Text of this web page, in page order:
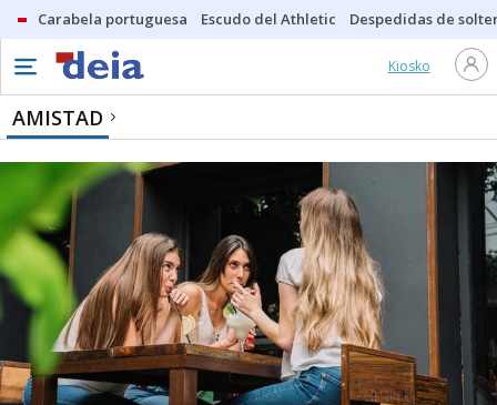
Carabela portuguesa Escudo del Athletic Despedidas de
Kiosko
AMISTAD